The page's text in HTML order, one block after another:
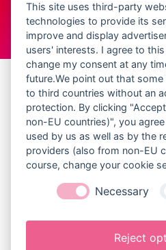
Hoppers GmbH
Hüpfburgen & Eventmodule
Dietersdorf 1
85301 Schweitenkirchen
Telefon: 0162/1637914
www.bayern-huepfburg.de
info＠bayern-huepfburg.de
This site uses third-party
technologies to provide its
improve and display
users' interests. I agree to
change my consent at any
future.We point out that
to third countries without an
protection. By clicking
non-EU countries)", you
used by us as well as by the
providers (also from non-EU
course, change your cookie
Necessary
Reject